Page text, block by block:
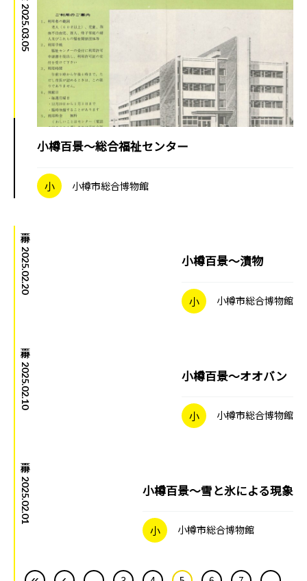
2025.03.05
小樽百景～総合福祉センター
小 小樽市総合博物館
|
2025.02.20 小樽百景～漬物
小 小樽市総合博物館
|
2025.02.10 小樽百景～オオバン
小 小樽市総合博物館
|
2025.02.01 小樽百景～雪と氷による現象
小 小樽市総合博物館